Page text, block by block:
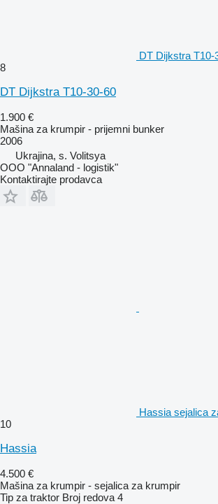
DT Dijkstra T10-
8
DT Dijkstra T10-30-60
1.900 €
Mašina za krumpir - prijemni bunker
2006
Ukrajina, s. Volitsya
OOO "Annaland - logistik"
Kontaktirajte prodavca
Hassia sejalica
10
Hassia
4.500 €
Mašina za krumpir - sejalica za krumpir
Tip za traktor Broj redova 4